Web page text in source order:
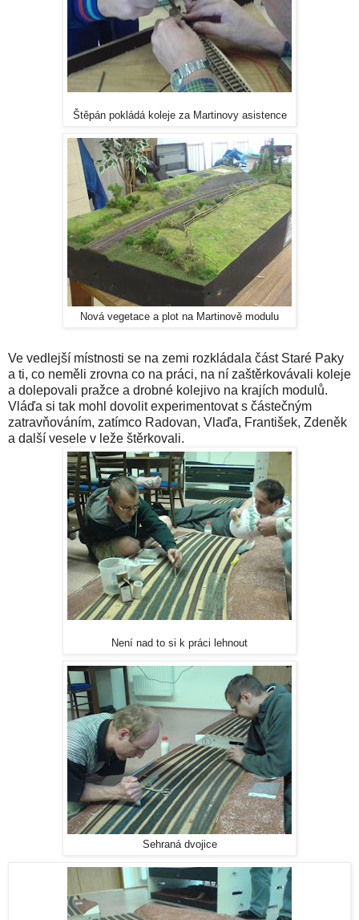
Štěpán pokládá koleje za Martinovy asistence
Nová vegetace a plot na Martinově modulu
Ve vedlejší místnosti se na zemi rozkládala část Staré Paky
a ti, co neměli zrovna co na práci, na ní zaštěrkovávali koleje
a dolepovali pražce a drobné kolejivo na krajích modulů.
Vláďa si tak mohl dovolit experimentovat s částečným
zatravňováním, zatímco Radovan, Vlaďa, František, Zdeněk
a další vesele v leže štěrkovali.
Není nad to si k práci lehnout
Sehraná dvojice